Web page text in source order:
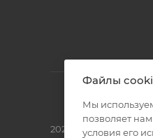
2026 © Полиграф кит
Файлы
Мы
позволяет
условия его